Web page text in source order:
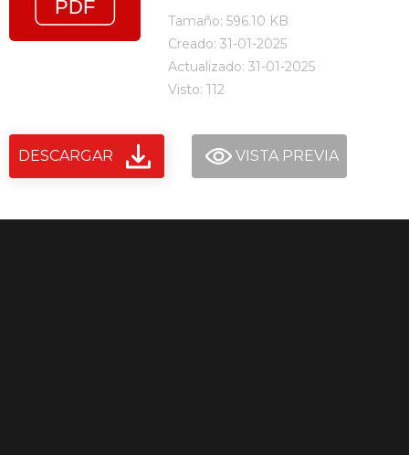
Tamaño: 596.10 KB
Creado: 31-01-2025
Actualizado: 31-01-2025
Visto: 112
DESCARGAR VISTA PREVIA